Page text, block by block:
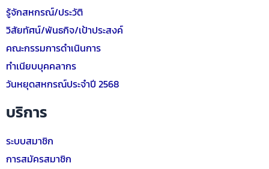
รู้จักสหกรณ์/ประวัติ
วิสัยทัศน์/พันธกิจ/เป้าประสงค์
คณะกรรมการดำเนินการ
ทำเนียบบุคคลากร
วันหยุดสหกรณ์ประจำปี 2568
บริการ
ระบบสมาชิก
การสมัครสมาชิก